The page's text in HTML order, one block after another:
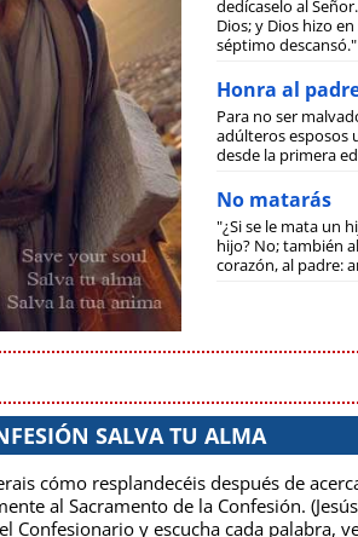
dedícaselo al
Dios; y Dios hizo
séptimo descansó."
Honra al
Para no ser
adúlteros esposos
desde la primera
No matarás
"¿Si se le mata un
hijo? No; también
corazón, al padre:
SALVA TU ALMA
cómo resplandecéis después de
al Sacramento de la Confesión.
Confesionario y escucha cada palabra,